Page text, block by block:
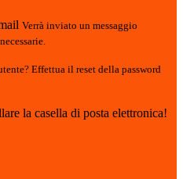
Verrà inviato un messaggio
Effettua il reset della password
la casella di posta elettronica!